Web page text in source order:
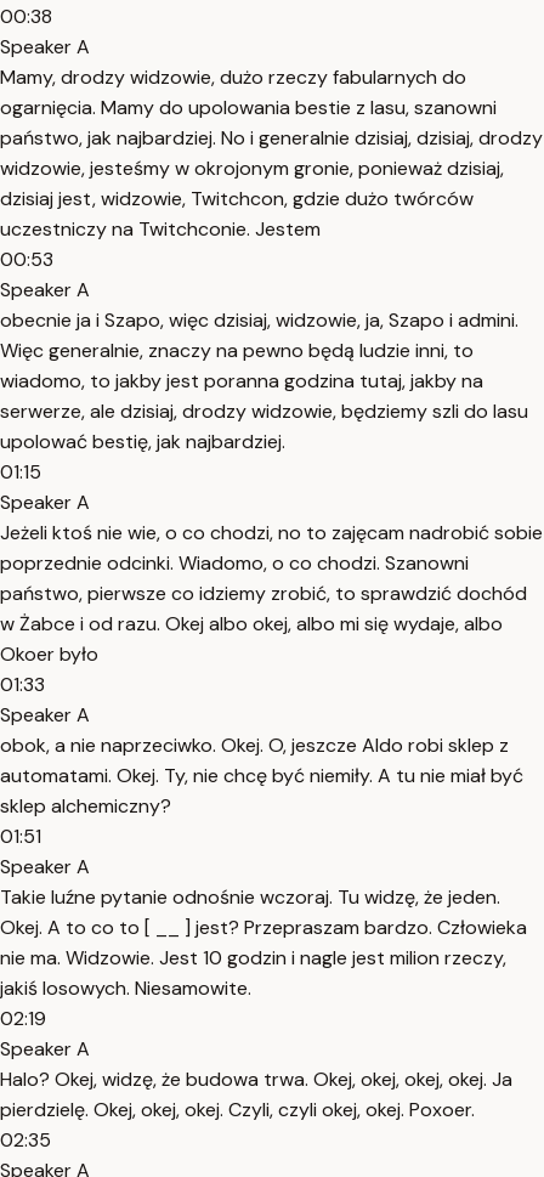
00:38
Speaker A
Mamy, drodzy widzowie, dużo rzeczy fabularnych do
ogarnięcia. Mamy do upolowania bestie z lasu, szanowni
państwo, jak najbardziej. No i generalnie dzisiaj, dzisiaj, drodzy
widzowie, jesteśmy w okrojonym gronie, ponieważ dzisiaj,
dzisiaj jest, widzowie, Twitchcon, gdzie dużo twórców
uczestniczy na Twitchconie. Jestem
00:53
Speaker A
obecnie ja i Szapo, więc dzisiaj, widzowie, ja, Szapo i admini.
Więc generalnie, znaczy na pewno będą ludzie inni, to
wiadomo, to jakby jest poranna godzina tutaj, jakby na
serwerze, ale dzisiaj, drodzy widzowie, będziemy szli do lasu
upolować bestię, jak najbardziej.
01:15
Speaker A
Jeżeli ktoś nie wie, o co chodzi, no to zajęcam nadrobić sobie
poprzednie odcinki. Wiadomo, o co chodzi. Szanowni
państwo, pierwsze co idziemy zrobić, to sprawdzić dochód
w Żabce i od razu. Okej albo okej, albo mi się wydaje, albo
Okoer było
01:33
Speaker A
obok, a nie naprzeciwko. Okej. O, jeszcze Aldo robi sklep z
automatami. Okej. Ty, nie chcę być niemiły. A tu nie miał być
sklep alchemiczny?
01:51
Speaker A
Takie luźne pytanie odnośnie wczoraj. Tu widzę, że jeden.
Okej. A to co to [ __ ] jest? Przepraszam bardzo. Człowieka
nie ma. Widzowie. Jest 10 godzin i nagle jest milion rzeczy,
jakiś losowych. Niesamowite.
02:19
Speaker A
Halo? Okej, widzę, że budowa trwa. Okej, okej, okej, okej. Ja
pierdzielę. Okej, okej, okej. Czyli, czyli okej, okej. Poxoer.
02:35
Speaker A